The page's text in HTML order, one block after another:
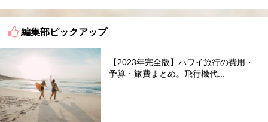
編集部ピックアップ
【2023年完全版】ハワイ旅行の費用・
予算・旅費まとめ。飛行機代...